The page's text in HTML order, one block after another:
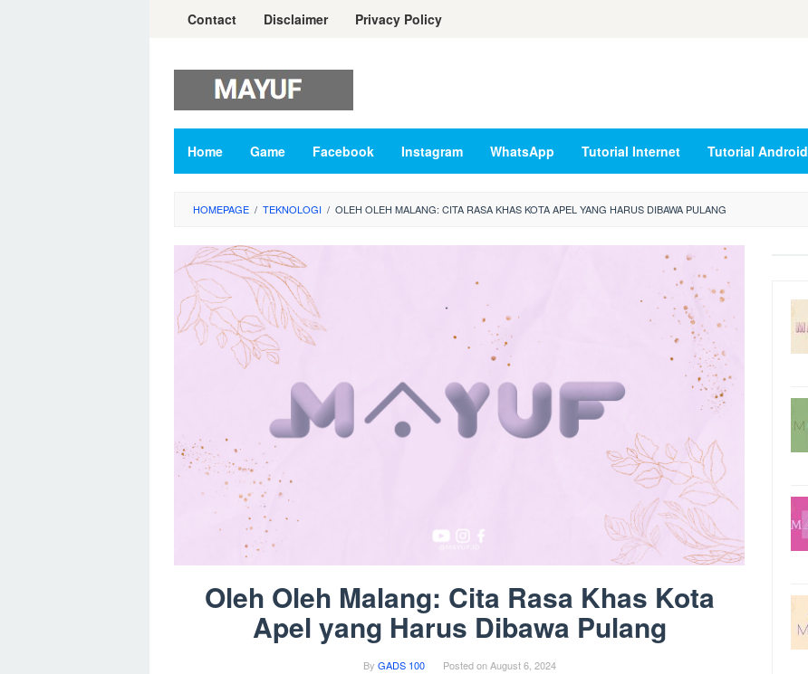
Contact Disclaimer Privacy Policy
Home Game Facebook Instagram WhatsApp Tutorial Internet Tutorial Android
HOMEPAGE / TEKNOLOGI / OLEH OLEH MALANG: CITA RASA KHAS KOTA APEL YANG HARUS DIBAWA PULANG
Oleh Oleh Malang: Cita Rasa Khas Kota
Apel yang Harus Dibawa Pulang
By GADS 100 Posted onAugust 6, 2024